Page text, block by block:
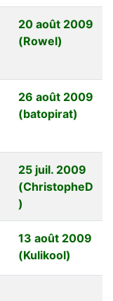
20 août 2009
(Rowel)
26 août 2009
(batopirat)
25 juil. 2009
(ChristopheD
)
13 août 2009
(Kulikool)